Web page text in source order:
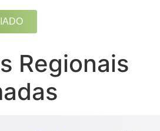
Regionais